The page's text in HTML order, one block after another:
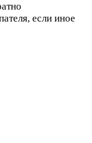
если иное